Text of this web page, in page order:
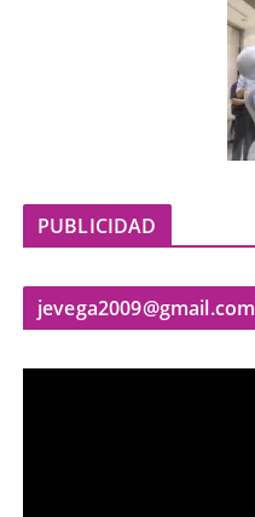
PUBLICIDAD
jevega2009@gmail.com